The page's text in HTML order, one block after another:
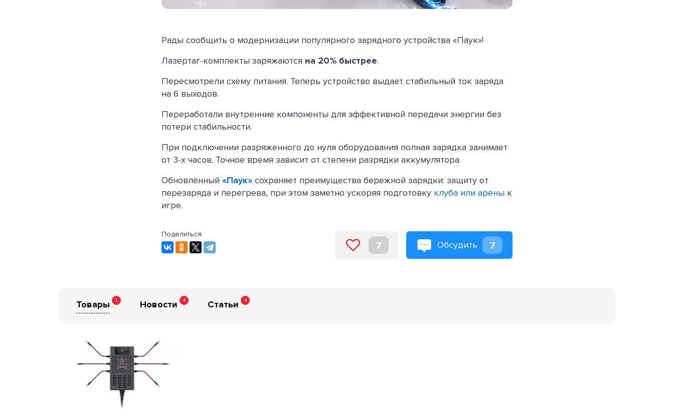
Рады сообщить о модернизации популярного зарядного устройства «Паук»!
Лазертаг-комплекты заряжаются на 20% быстрее.
Пересмотрели схему питания. Теперь устройство выдает стабильный ток заряда
на 6 выходов.
Переработали внутренние компоненты для эффективной передачи энергии без
потери стабильности.
При подключении разряженного до нуля оборудования полная зарядка занимает
от 3-х часов. Точное время зависит от степени разрядки аккумулятора.
Обновлённый «Паук» сохраняет преимущества бережной зарядки: защиту от
перезаряда и перегрева, при этом заметно ускоряя подготовку клуба или арены к
игре.
Поделиться
7 Обсудить 7
Товары 1 Новости 4 Статьи 4